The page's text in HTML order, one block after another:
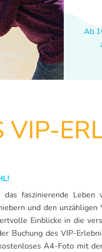
Ab
VIP-
faszinierende Leben
und den
Einblicke in die
Buchung des VIP-
A4-Foto mit